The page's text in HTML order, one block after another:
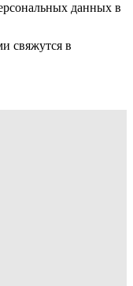
данных в
свяжутся в